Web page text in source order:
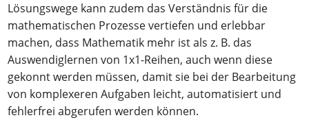
Lösungswege kann zudem das Verständnis für die
mathematischen Prozesse vertiefen und erlebbar
machen, dass Mathematik mehr ist als z. B. das
Auswendiglernen von 1x1-Reihen, auch wenn diese
gekonnt werden müssen, damit sie bei der Bearbeitung
von komplexeren Aufgaben leicht, automatisiert und
fehlerfrei abgerufen werden können.